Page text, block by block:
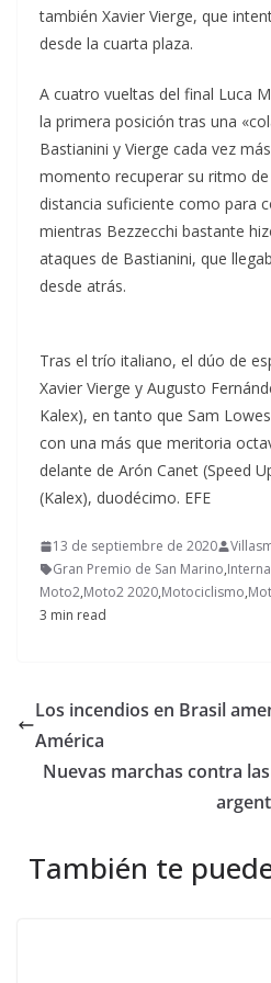
también Xavier Vierge, que
desde la cuarta plaza.
A cuatro vueltas del final Luca
la primera posición tras una
Bastianini y Vierge cada vez
momento recuperar su ritmo
distancia suficiente como para
mientras Bezzecchi bastante
ataques de Bastianini, que
desde atrás.
Tras el trío italiano, el dúo de
Xavier Vierge y Augusto
Kalex), en tanto que Sam
con una más que meritoria
delante de Arón Canet (Speed
(Kalex), duodécimo. EFE
13 de septiembre de 2020
Gran Premio de San Marino,
Moto2,Moto2 2020,Motociclismo,
3 min read
Los incendios en Brasil
América
Nuevas marchas contra
También te